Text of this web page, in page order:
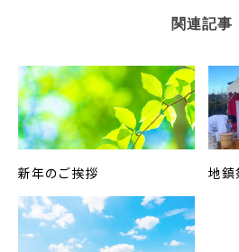
関連記事
新年のご挨拶 地鎮